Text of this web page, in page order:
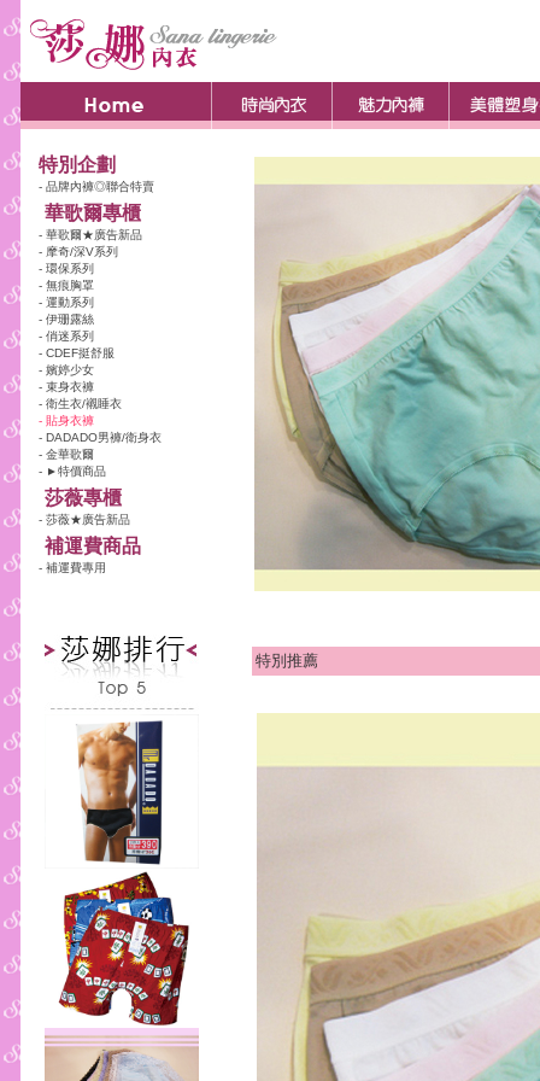
特別企劃
- 品牌內褲◎聯合特賣
華歌爾專櫃
- 華歌爾★廣告新品
- 摩奇/深V系列
- 環保系列
- 無痕胸罩
- 運動系列
- 伊珊露絲
- 俏迷系列
- CDEF挺舒服
- 嬪婷少女
- 束身衣褲
- 衛生衣/襯睡衣
- 貼身衣褲
- DADADO男褲/衛身衣
- 金華歌爾
- ►特價商品
莎薇專櫃
- 莎薇★廣告新品
補運費商品
- 補運費專用
特別推薦